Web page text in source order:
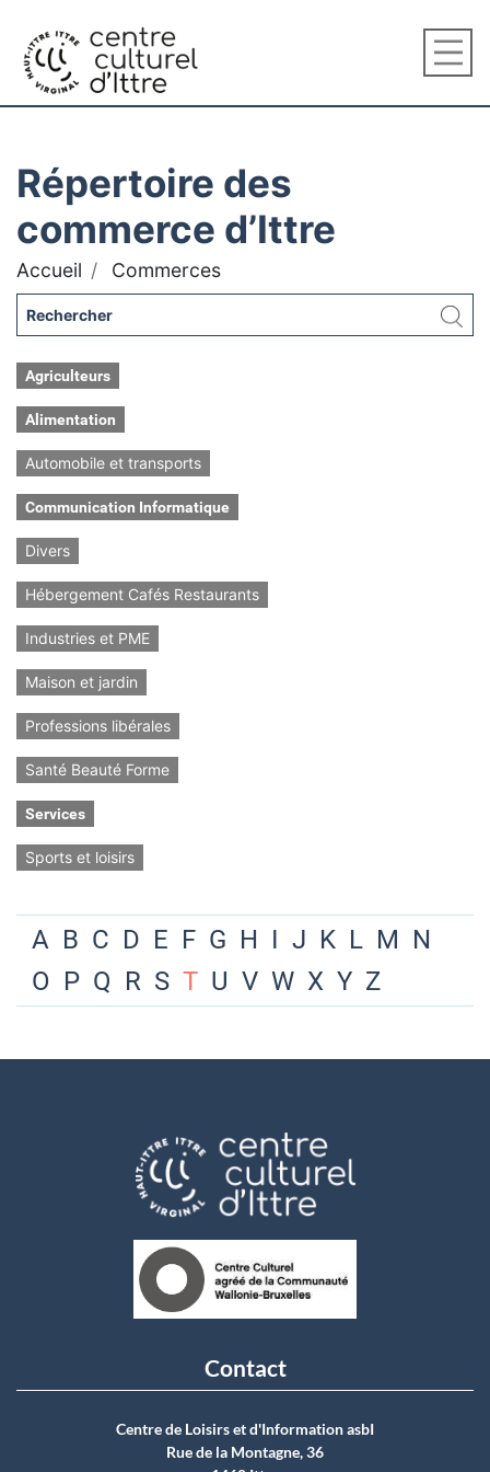
Répertoire des
commerce d’Ittre
Accueil Commerces
Agriculteurs
Alimentation
Automobile et transports
Communication Informatique
Divers
Hébergement Cafés Restaurants
Industries et PME
Maison et jardin
Professions libérales
Santé Beauté Forme
Services
Sports et loisirs
A B C D E F G H I J K L M N
O P Q R S T U V W X Y Z
Contact
Centre de Loisirs et d'Information asbI
Rue de la Montagne, 36